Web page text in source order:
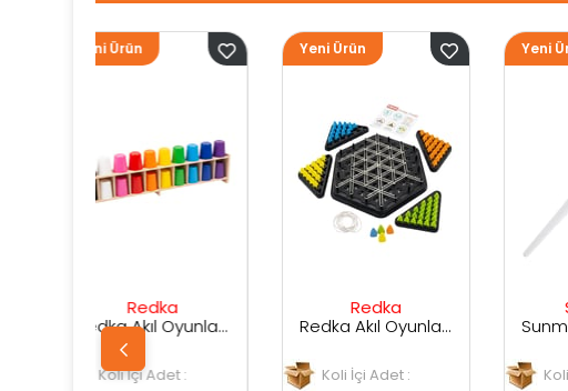
Koli İçi Adet :
Yeni Ürün
Sunman
Koli İçi Adet :
Yeni Ürün